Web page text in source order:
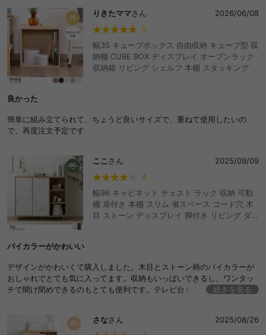
りきたママさん
2026/06/08
5
幅35 キューブボックス 自由収納 キューブ型 収
納棚 CUBE BOX ディスプレイ オープンラック
収納箱 リビング シェルフ 本棚 スタッキング
良かった
簡単に組み立てられて、ちょうど良いサイズで、重ねて使用したいの
で、再度注文予定です
ここ さん
2025/09/09
4
幅96 キャビネット チェスト ラック 収納 可動
棚 扉付き 本棚 スリム 省スペース コード穴 木
目 ストーン ディスプレイ 脚付き リビング ダイ
バイカラーがかわいい
デザインがかわいくて購入しました。木目とストーン柄のバイカラーが
おしゃれでとても気に入ってます。収納もいっぱいできるし、ワンタッ
チで開け閉めできるのもとても便利です。テレビ台もシリーズで揃えよ
続きを見る
さなさん
2025/08/26